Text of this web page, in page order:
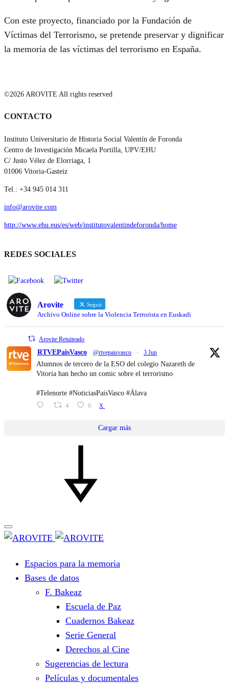
Con este proyecto, financiado por la Fundación de
Víctimas del Terrorismo, se pretende preservar y dignificar
la memoria de las víctimas del terrorismo en España.
©2026 AROVITE All rights reserved
CONTACTO
Instituto Universitario de Historia Social Valentín de Foronda
Centro de Investigación Micaela Portilla, UPV/EHU
C/ Justo Vélez de Elorriaga, 1
01006 Vitoria-Gasteiz
Tel.: +34 945 014 311
info@arovite.com
http://www.ehu.eus/es/web/institutovalentindeforonda/home
REDES SOCIALES
Arovite Seguir
Archivo Online sobre la Violencia Terrorista en Euskadi
Arovite Retuiteado
RTVEPaisVasco @rtvepaisvasco · 3 Jun
Alumnos de tercero de la ESO del colegio Nazareth de
Vitoria han hecho un comic sobre el terrorismo
#Telenorte #NoticiasPaísVasco #Álava
4 6 X
Cargar más
Espacios para la memoria
Bases de datos
F. Bakeaz
Escuela de Paz
Cuadernos Bakeaz
Serie General
Derechos al Cine
Sugerencias de lectura
Películas y documentales